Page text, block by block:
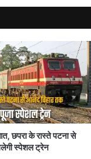
छपरा के रास्ते पटना से
स्पेशल ट्रेन